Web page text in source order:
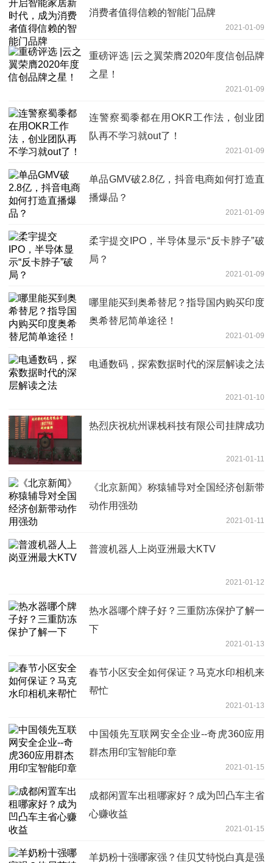
消费者值得信赖的智能门品牌
2021-01-09
重磅评选 |云之翼荣膺2020年度信创品牌
之星！
2021-01-09
连警察蜀黍都在用OKR工作法，创业团
队再不学习就out了！
2021-01-09
单品GMV破2.8亿，抖音电商如何打造直
播爆品？
2021-01-09
柔宇提交IPO，半导体显示“反卡脖子”破
局？
2021-01-09
哪里能买到奥希替尼？指导国内购买印度
奥希替尼简单途径！
2021-01-09
电通数码，探索数据时代的深层解读之法
2021-01-10
热烈庆祝杭州课栈科技有限公司挂牌成功
2021-01-11
《北京新闻》称猿辅导对全国经济创新带
动作用强劲
2021-01-11
普渡机器人上岗亚洲最大KTV
2021-01-12
热水器哪个牌子好？三重防冻保护了解一
下
2021-01-13
春节小区安全如何保证？马克水印相机来
帮忙
2021-01-13
中国领先互联网安全企业--奇虎360应用
群杰用印宝智能印章
2021-01-15
成都闲置车出租哪家好？成为凹凸车主省
心赚收益
2021-01-15
羊奶粉十强哪家强？佳贝艾特悦白真是强